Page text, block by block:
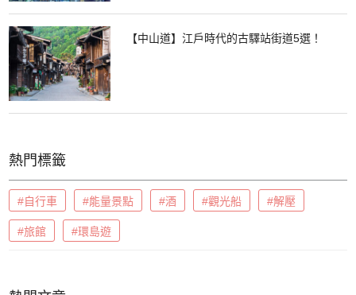
【中山道】江戶時代的古驛站街道5選！
熱門標籤
#自行車 #能量景點 #酒 #觀光船 #解壓
#旅館 #環島遊